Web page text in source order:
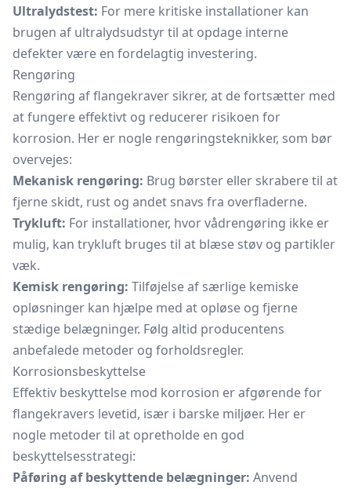
Ultralydstest: For mere kritiske installationer kan
brugen af ultralydsudstyr til at opdage interne
defekter være en fordelagtig investering.
Rengøring
Rengøring af flangekraver sikrer, at de fortsætter med
at fungere effektivt og reducerer risikoen for
korrosion. Her er nogle rengøringsteknikker, som bør
overvejes:
Mekanisk rengøring: Brug børster eller skrabere til at
fjerne skidt, rust og andet snavs fra overfladerne.
Trykluft: For installationer, hvor vådrengøring ikke er
mulig, kan trykluft bruges til at blæse støv og partikler
væk.
Kemisk rengøring: Tilføjelse af særlige kemiske
opløsninger kan hjælpe med at opløse og fjerne
stædige belægninger. Følg altid producentens
anbefalede metoder og forholdsregler.
Korrosionsbeskyttelse
Effektiv beskyttelse mod korrosion er afgørende for
flangekravers levetid, især i barske miljøer. Her er
nogle metoder til at opretholde en god
beskyttelsesstrategi:
Påføring af beskyttende belægninger: Anvend